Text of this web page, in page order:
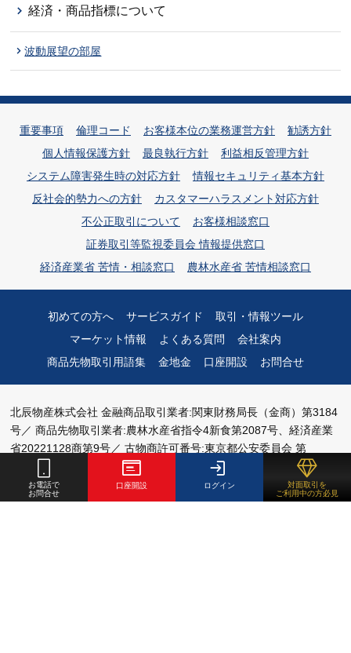
経済・商品指標について
波動展望の部屋
重要事項 倫理コード お客様本位の業務運営方針
勧誘方針
個人情報保護方針
最良執行方針
利益相反管理方針
システム障害発生時の対応方針
情報セキュリティ基本方針
反社会的勢力への方針
カスタマーハラスメント対応方針
不公正取引について
お客様相談窓口
証券取引等監視委員会 情報提供窓口
経済産業省 苦情・相談窓口
農林水産省 苦情相談窓口
初めての方へ サービスガイド
取引・情報ツール
マーケット情報
よくある質問
会社案内
商品先物取引用語集
金地金 口座開設 お問合せ
北辰物産株式会社 金融商品取引業者:関東財務局長（金商）第3184
号／ 商品先物取引業者:農林水産省指令4新食第2087号、経済産業
省20221128商第9号／ 古物商許可番号:東京都公安委員会 第
加入協会等： 日本商品先物取引協会、一般社団
お電話で
お問合せ
口座開設 ログイン
対面取引を
ご利用中の方必見